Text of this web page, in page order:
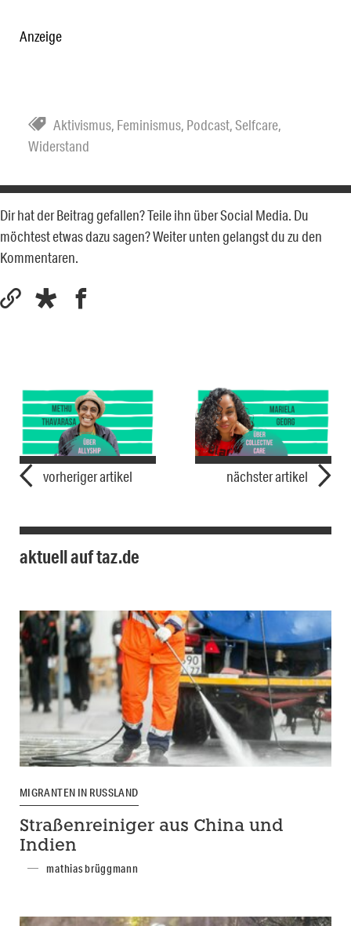
Anzeige
Aktivismus, Feminismus, Podcast,Selfcare,
Widerstand
Dir hat der Beitrag gefallen? Teile ihn über Social Media. Du
möchtest etwas dazu sagen? Weiter unten gelangst du zu den
Kommentaren.
vorheriger artikel nächster artikel
aktuell auf taz.de
MIGRANTEN IN RUSSLAND
Straßenreiniger aus China und
Indien
mathias brüggmann